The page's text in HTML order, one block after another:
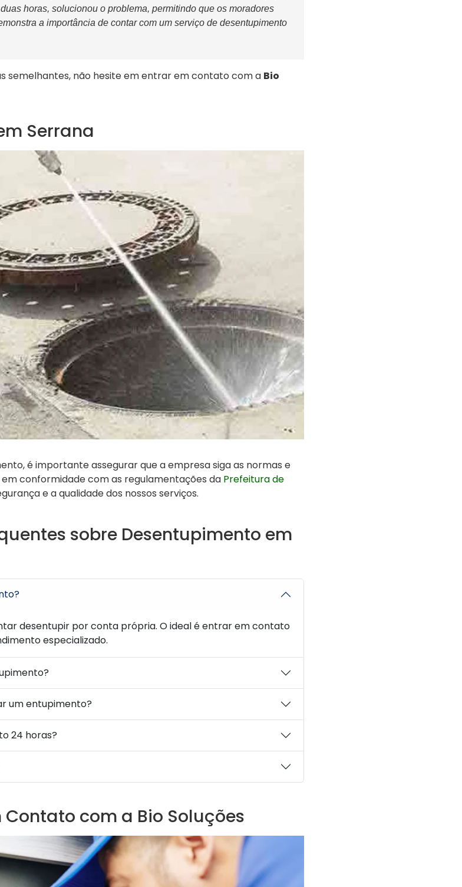
horas, solucionou o problema, permitindo que os moradores
a importância de contar com um serviço de desentupimento
semelhantes, não hesite em entrar em contato com a Bio
Serrana
é importante assegurar que a empresa siga as normas e
conformidade com as regulamentações da Prefeitura de
e a qualidade dos nossos serviços.
sobre Desentupimento em
desentupir por conta própria. O ideal é entrar em contato
especializado.
um entupimento?
24 horas?
com a Bio Soluções